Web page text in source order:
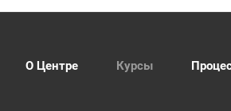
О Центре Курсы